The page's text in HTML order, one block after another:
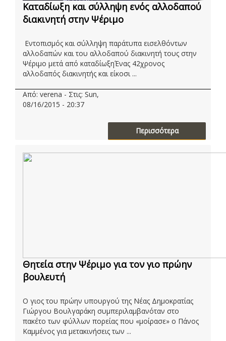
Καταδίωξη και σύλληψη ενός αλλοδαπού
διακινητή στην Ψέριμο
Εντοπισμός και σύλληψη παράτυπα εισελθόντων
αλλοδαπών και του αλλοδαπού διακινητή τους στην
Ψέριμο μετά από καταδίωξηΈνας 42χρονος
αλλοδαπός διακινητής και είκοσι ...
Από: verena - Στις: Sun,
08/16/2015 - 20:37
Περισσότερα
Θητεία στην Ψέριμο για τον γιο πρώην
βουλευτή
Ο γιος του πρώην υπουργού της Νέας Δημοκρατίας
Γιώργου Βουλγαράκη συμπεριλαμβανόταν στο
πακέτο των φύλλων πορείας που «μοίρασε» ο Πάνος
Καμμένος για μετακινήσεις των ...